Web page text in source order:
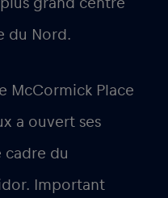
du Nord.
McCormick Place
a ouvert ses
cadre du
Important